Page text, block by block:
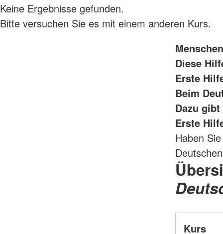
Keine Ergebnisse gefunden.
Bitte versuchen Sie es mit einem anderen Kurs.
Diese
Erste
Beim
Dazu
Erste
Haben
Kurs